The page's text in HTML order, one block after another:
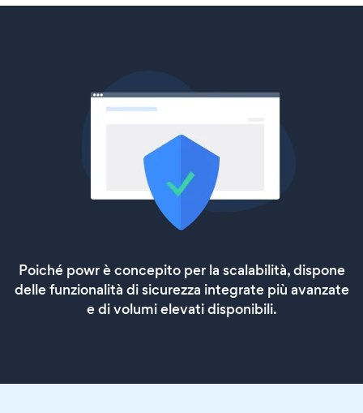
Poiché powr è concepito per la scalabilità, dispone
delle funzionalità di sicurezza integrate più avanzate
e di volumi elevati disponibili.